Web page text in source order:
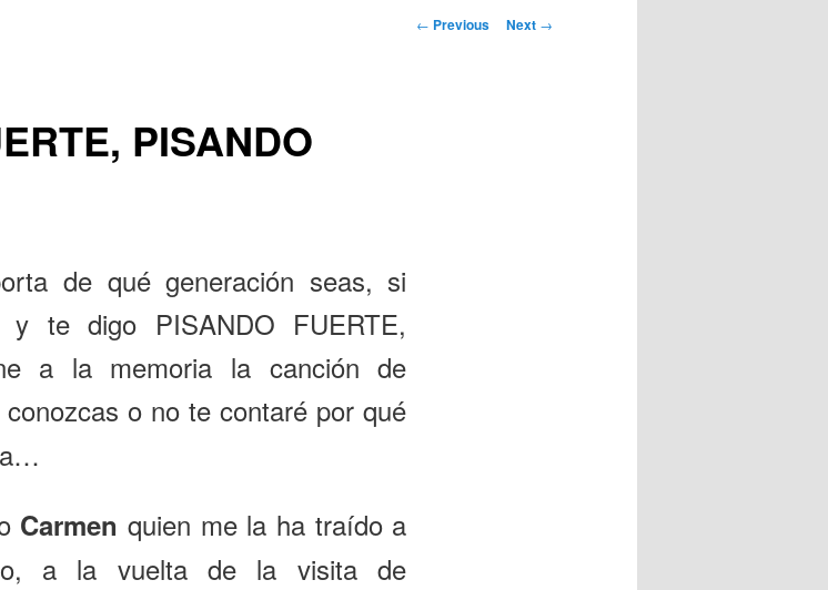
Post
← Previous Next →
PISANDO
de qué generación seas, si
y te digo PISANDO FUERTE,
a la memoria la canción de
o no te contaré por qué
Carmen quien me la ha traído a
a la vuelta de la visita de